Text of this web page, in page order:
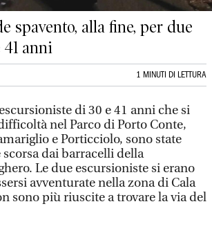
spavento, alla fine, per due
anni
1 MINUTI DI LETTURA
di 30 e 41 anni che si
nel Parco di Porto Conte,
e Porticciolo, sono state
scorsa dai barracelli della
Le due escursioniste si erano
avventurate nella zona di Cala
sono più riuscite a trovare la via del